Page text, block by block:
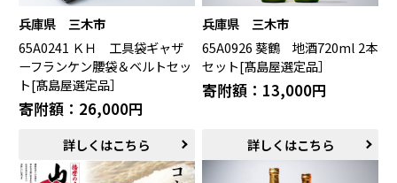
兵庫県 三木市
65A0241 ＫＨ 工具袋ギャザ
ーフランケン腰袋＆ベルトセッ
ト[髙島屋選定品］
寄附額：26,000円
詳しくはこちら
兵庫県 三木市
65A0926 葵鶴 地酒720ml 2本
セット[髙島屋選定品］
寄附額：13,000円
詳しくはこちら